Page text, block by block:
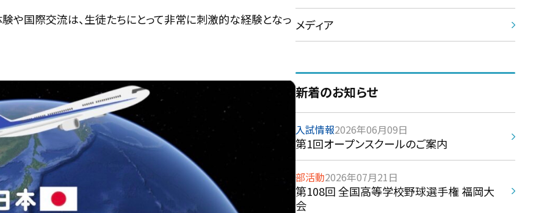
や国際交流は、生徒たちにとって非常に刺激的な経験となっ メディア
新着のお知らせ
入試情報2026年06月09日
第1回オープンスクールのご案内
部活動2026年07月21日
第108回 全国高等学校野球選手権 福岡大
会